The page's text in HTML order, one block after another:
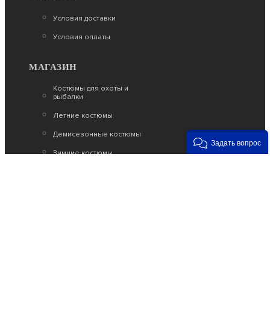
Условия доставки
Условия оплаты
МАГАЗИН
Костюмы для охоты и
рыбалки
Летние костюмы
Демисезонные костюмы
Зимние костюмы
Задать вопрос